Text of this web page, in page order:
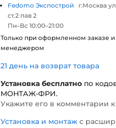
Fedomo Экспострой
г.Москва
ст.2 пав 2
Пн–Вс 10:00–21:00
Только при оформленном заказе
менеджером
21 день на возврат товара
Установка бесплатно по
МОНТАЖ-ФРИ.
Укажите его в комментарии к
Установка и монтаж с